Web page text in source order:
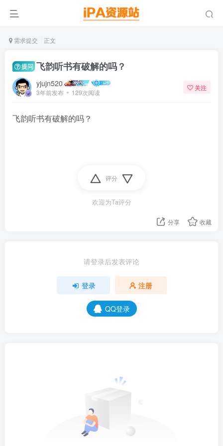
需求提交 正文
提问 飞韵听书有破解的吗？
yjujn520
3年前发布 129次阅读
关注
飞韵听书有破解的吗？
评分
欢迎为Ta评分
分享 收藏
请登录后发表评论
登录 注册
QQ登录